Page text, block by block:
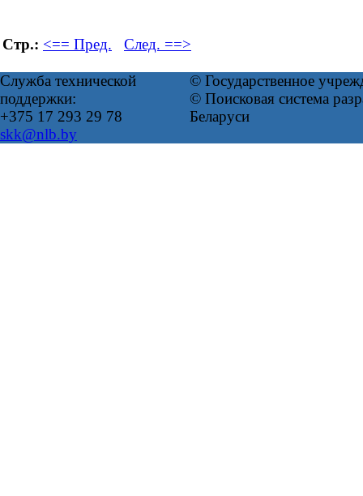
Стр.: <== Пред. След. ==>
Служба технической
поддержки:
+375 17 293 29 78
skk@nlb.by
© Государственное
© Поисковая система
Беларуси